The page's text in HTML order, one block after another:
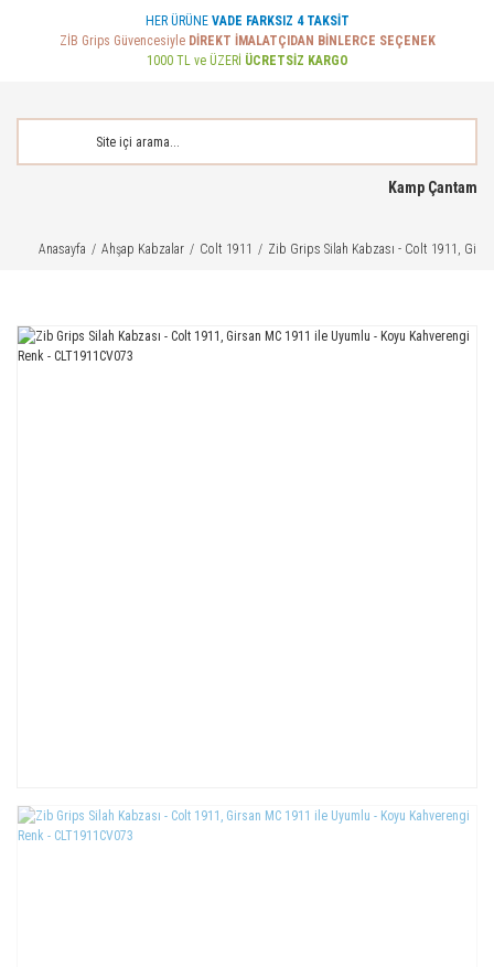
HER ÜRÜNE VADE FARKSIZ 4 TAKSİT
ZİB Grips Güvencesiyle DİREKT İMALATÇIDAN BİNLERCE SEÇENEK
1000 TL ve ÜZERİ ÜCRETSİZ KARGO
Kamp Çantam
Anasayfa Ahşap Kabzalar Colt 1911 Zib Grips Silah Kabzası - Colt 1911,